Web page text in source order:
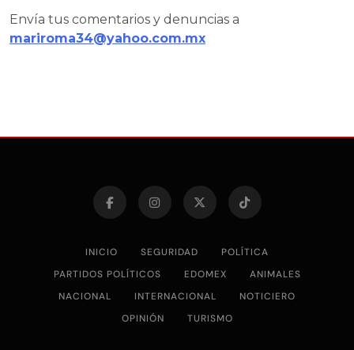
Envía tus comentarios y denuncias a
mariroma34@yahoo.com.mx
INICIO SEGURIDAD
POLÍTICA
PARTIDOS POLÍTICOS
EDOMEX
ANIMALES
NACIONAL
INTERNACIONAL
NOTICIERO
OPINIÓN
TURISMO